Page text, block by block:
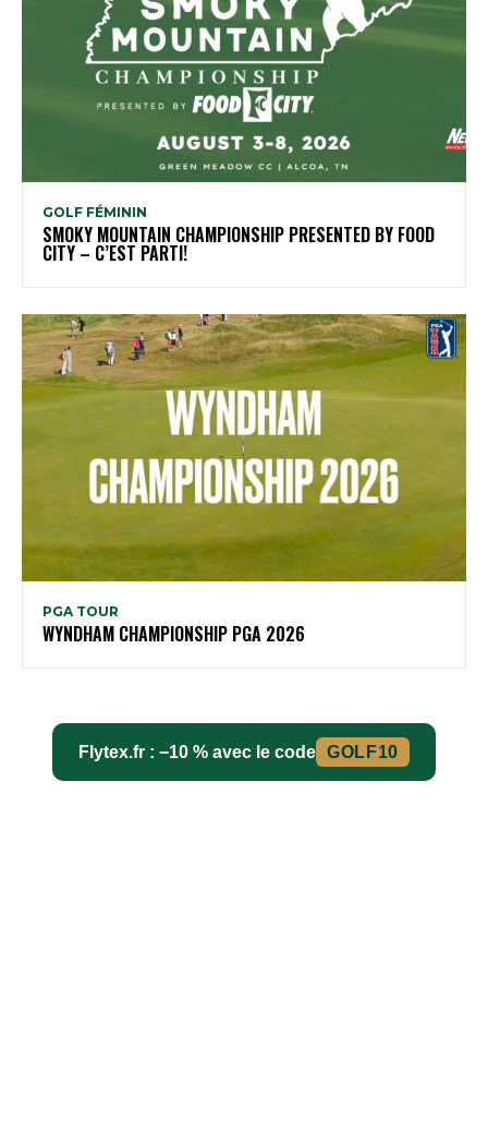
GOLF FÉMININ
SMOKY MOUNTAIN CHAMPIONSHIP PRESENTED BY FOOD
CITY – C’EST PARTI!
PGA TOUR
WYNDHAM CHAMPIONSHIP PGA 2026
Flytex.fr : −10 % avec le code GOLF10